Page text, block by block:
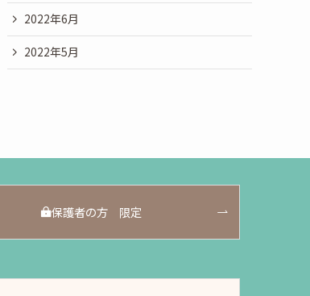
2022年6月
2022年5月
保護者の方 限定